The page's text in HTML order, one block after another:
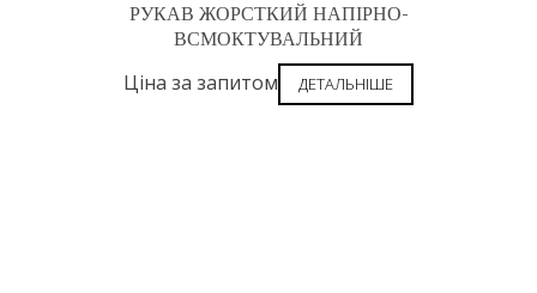
РУКАВ ЖОРСТКИЙ НАПІРНО-
ВСМОКТУВАЛЬНИЙ
Ціна за запитом ДЕТАЛЬНІШЕ